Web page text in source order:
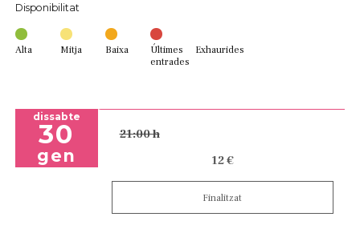
Disponibilitat
Alta Mitja Baixa
Últimes
entrades
Exhaurides
dissabte
30
gen
21:00 h
12 €
Finalitzat